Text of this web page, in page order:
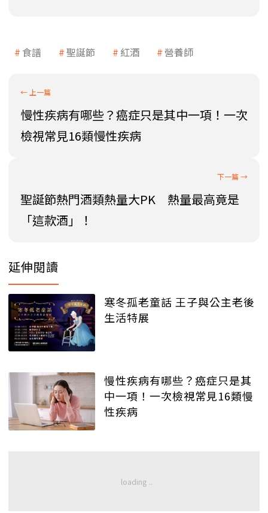
食譜 聖誕節 紅酒 營養師
慢性疾病有哪些？癌症只是其中一項！一次
檢視常見16類慢性疾病
聖誕節熱門酒類熱量大PK 熱量最高竟是
「這款酒」！
延伸閱讀
寒冬孤老童話 王子與公主老後
生活特展
慢性疾病有哪些？癌症只是其
中一項！一次檢視常見16類慢
性疾病